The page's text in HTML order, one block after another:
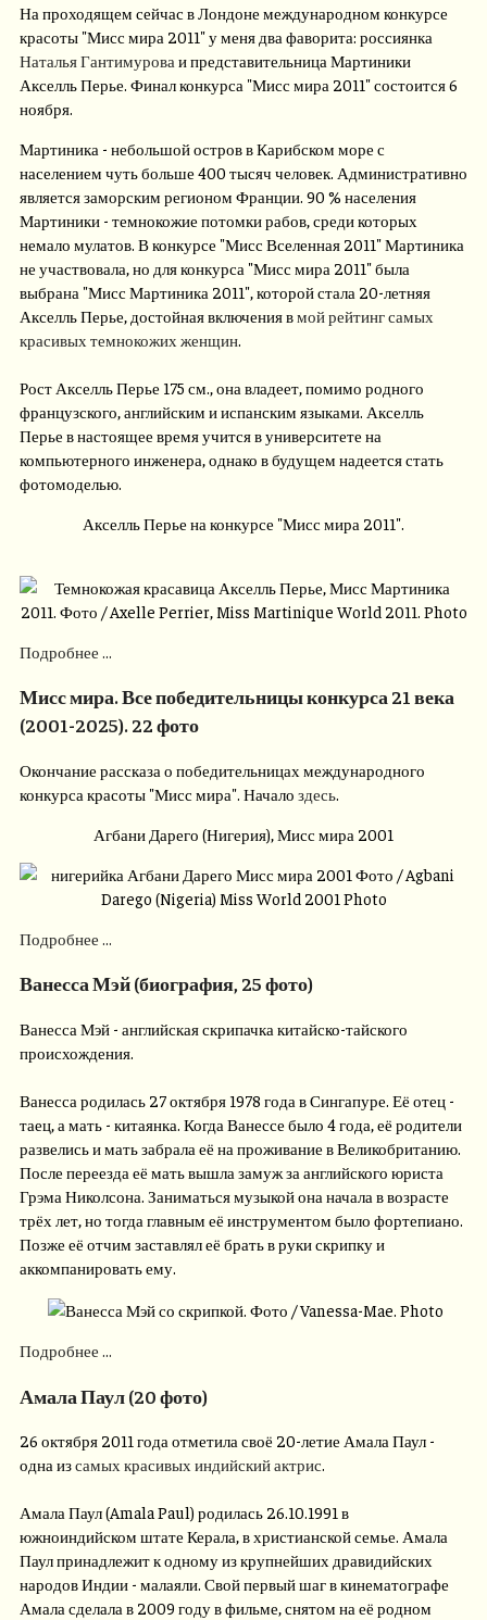
На проходящем сейчас в Лондоне международном конкурсе
красоты "Мисс мира 2011" у меня два фаворита: россиянка
Наталья Гантимурова и представительница Мартиники
Акселль Перье. Финал конкурса "Мисс мира 2011" состоится 6
ноября.
Мартиника - небольшой остров в Карибском море с
населением чуть больше 400 тысяч человек. Административно
является заморским регионом Франции. 90 % населения
Мартиники - темнокожие потомки рабов, среди которых
немало мулатов. В конкурсе "Мисс Вселенная 2011" Мартиника
не участвовала, но для конкурса "Мисс мира 2011" была
выбрана "Мисс Мартиника 2011", которой стала 20-летняя
Акселль Перье, достойная включения вмой рейтинг самых
красивых темнокожих женщин
Рост Акселль Перье 175 см., она владеет, помимо родного
французского, английским и испанским языками. Акселль
Перье в настоящее время учится в университете на
компьютерного инженера, однако в будущем надеется стать
фотомоделью.
Акселль Перье на конкурсе "Мисс мира 2011".
Подробнее ...
Мисс мира. Все победительницы конкурса 21 века
(2001-2025). 22 фото
Окончание рассказа о победительницах международного
конкурса красоты "Мисс мира". Начало здесь.
Агбани Дарего (Нигерия), Мисс мира 2001
Подробнее ...
Ванесса Мэй (биография, 25 фото)
Ванесса Мэй - английская скрипачка китайско-тайского
происхождения.
Ванесса родилась 27 октября 1978 года в Сингапуре. Её отец -
таец, а мать - китаянка. Когда Ванессе было 4 года, её родители
развелись и мать забрала её на проживание в Великобританию.
После переезда её мать вышла замуж за английского юриста
Грэма Николсона. Заниматься музыкой она начала в возрасте
трёх лет, но тогда главным её инструментом было фортепиано.
Позже её отчим заставлял её брать в руки скрипку и
аккомпанировать ему.
Подробнее ...
Амала Паул (20 фото)
26 октября 2011 года отметила своё 20-летие Амала Паул -
одна изсамых красивых индийский актрис.
Амала Паул (Amala Paul) родилась 26.10.1991 в
южноиндийском штате Керала, в христианской семье. Амала
Паул принадлежит к одному из крупнейших дравидийских
народов Индии - малаяли. Свой первый шаг в кинематографе
Амала сделала в 2009 году в фильме, снятом на её родном